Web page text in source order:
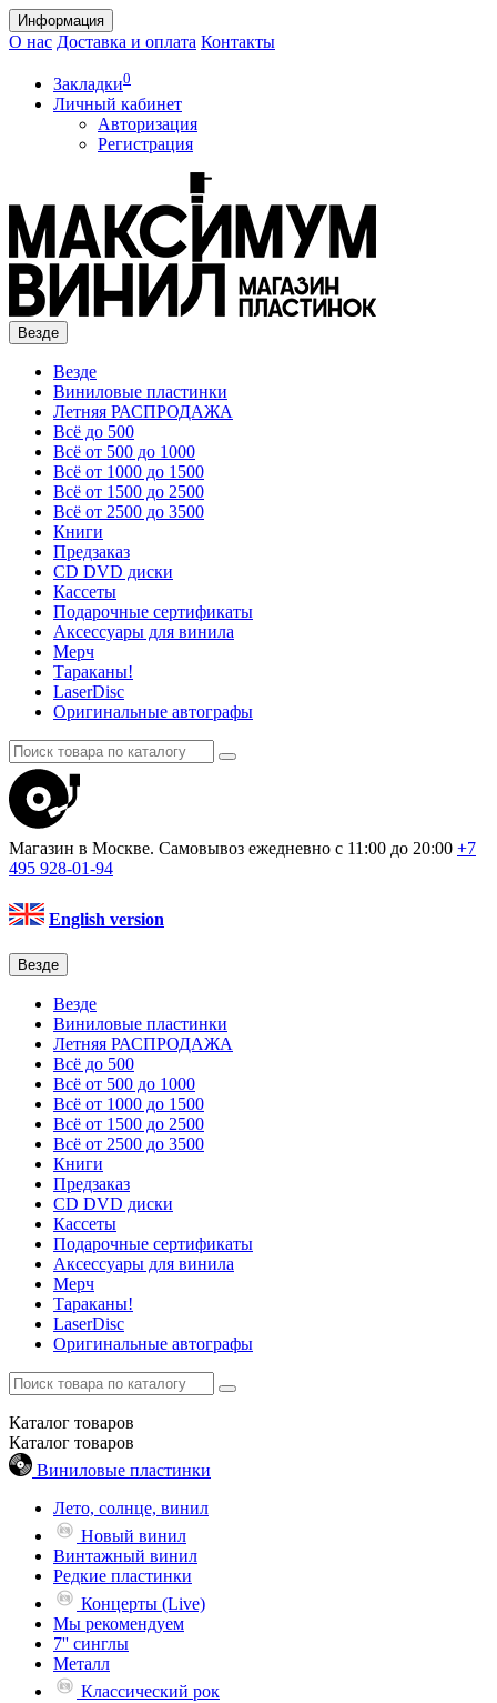
Информация
О нас Доставка и оплата Контакты
Закладки0
Личный кабинет
Авторизация
Регистрация
Везде
Везде
Виниловые пластинки
Летняя РАСПРОДАЖА
Всё до 500
Всё от 500 до 1000
Всё от 1000 до 1500
Всё от 1500 до 2500
Всё от 2500 до 3500
Книги
Предзаказ
CD DVD диски
Кассеты
Подарочные сертификаты
Аксессуары для винила
Мерч
Тараканы!
LaserDisc
Оригинальные автографы
Магазин в Москве. Самовывоз ежедневно с 11:00 до 20:00 +7
495 928-01-94
English version
Везде
Везде
Виниловые пластинки
Летняя РАСПРОДАЖА
Всё до 500
Всё от 500 до 1000
Всё от 1000 до 1500
Всё от 1500 до 2500
Всё от 2500 до 3500
Книги
Предзаказ
CD DVD диски
Кассеты
Подарочные сертификаты
Аксессуары для винила
Мерч
Тараканы!
LaserDisc
Оригинальные автографы
Каталог товаров
Каталог товаров
Виниловые пластинки
Лето, солнце, винил
Новый винил
Винтажный винил
Редкие пластинки
Концерты (Live)
Мы рекомендуем
7'' синглы
Металл
Классический рок